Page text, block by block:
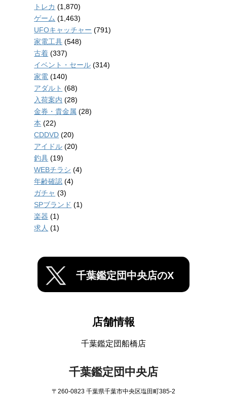
トレカ (1,870)
ゲーム (1,463)
UFOキャッチャー (791)
家電工具 (548)
古着 (337)
イベント・セール (314)
家電 (140)
アダルト (68)
入荷案内 (28)
金券・貴金属 (28)
本 (22)
CDDVD (20)
アイドル (20)
釣具 (19)
WEBチラシ (4)
年齢確認 (4)
ガチャ (3)
SPブランド (1)
楽器 (1)
求人 (1)
千葉鑑定団中央店のX
店舗情報
千葉鑑定団船橋店
千葉鑑定団中央店
〒260-0823 千葉県千葉市中央区塩田町385-2